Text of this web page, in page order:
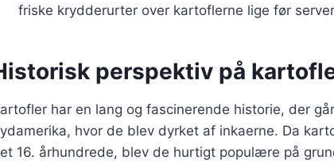
friske krydderurter over kartoflerne lige før
perspektiv på
har en lang og fascinerende historie, der
hvor de blev dyrket af inkaerne. Da
16. århundrede, blev de hurtigt populære på